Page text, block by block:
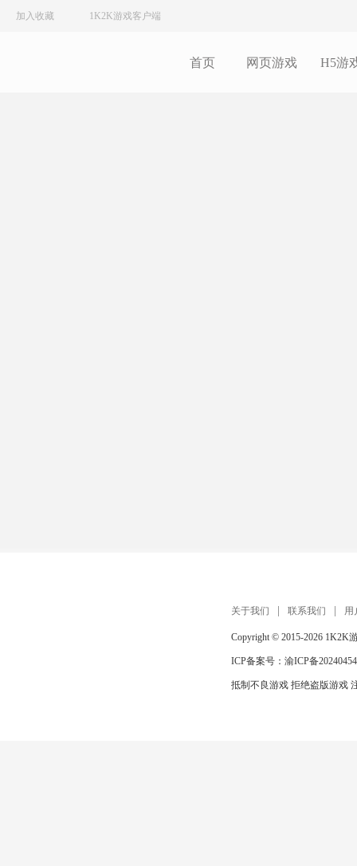
加入收藏 1K2K游戏客户端
首页 网页游戏 H5游
关于我们 联系我们 用
Copyright © 2015-2026 1K2K
ICP备案号： 渝ICP备
抵制不良游戏 拒绝盗版游戏